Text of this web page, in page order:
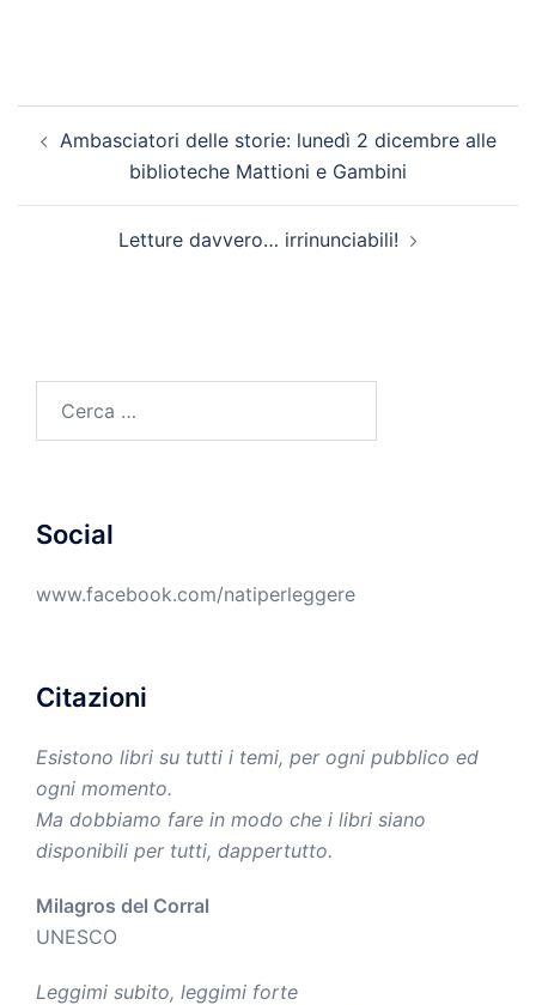
articolo
Ambasciatori delle storie: lunedì 2 dicembre alle
biblioteche Mattioni e Gambini
Letture davvero… irrinunciabili!
per:
Social
www.facebook.com/natiperleggere
Citazioni
Esistono libri su tutti i temi, per ogni pubblico ed
ogni momento.
Ma dobbiamo fare in modo che i libri siano
disponibili per tutti, dappertutto.
Milagros del Corral
UNESCO
Leggimi subito, leggimi forte